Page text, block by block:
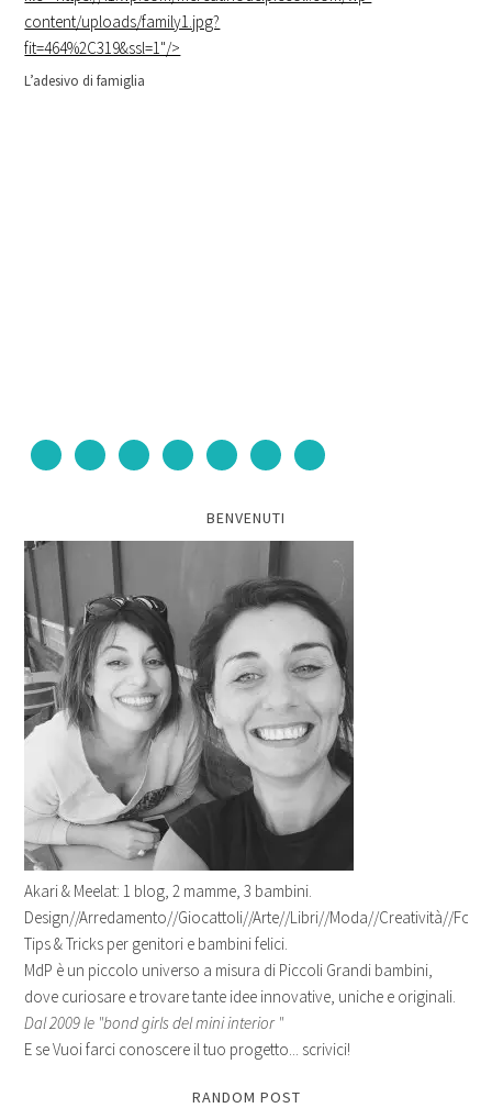
content/uploads/family1.jpg?
fit=464%2C319&ssl=1"/>
L’adesivo di famiglia
BENVENUTI
Akari & Meelat: 1 blog, 2 mamme, 3 bambini.
Design//Arredamento//Giocattoli//Arte//Libri//Moda//Creatività//
Tips & Tricks per genitori e bambini felici.
MdP è un piccolo universo a misura di Piccoli Grandi bambini,
dove curiosare e trovare tante idee innovative, uniche e originali.
Dal 2009 le "bond girls del mini interior "
E se Vuoi farci conoscere il tuo progetto... scrivici!
RANDOM POST